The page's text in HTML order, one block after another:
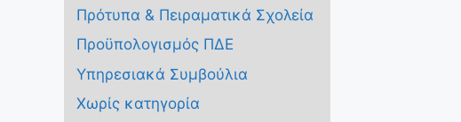
Πρότυπα & Πειραματικά Σχολεία
Προϋπολογισμός ΠΔΕ
Υπηρεσιακά Συμβούλια
Χωρίς κατηγορία